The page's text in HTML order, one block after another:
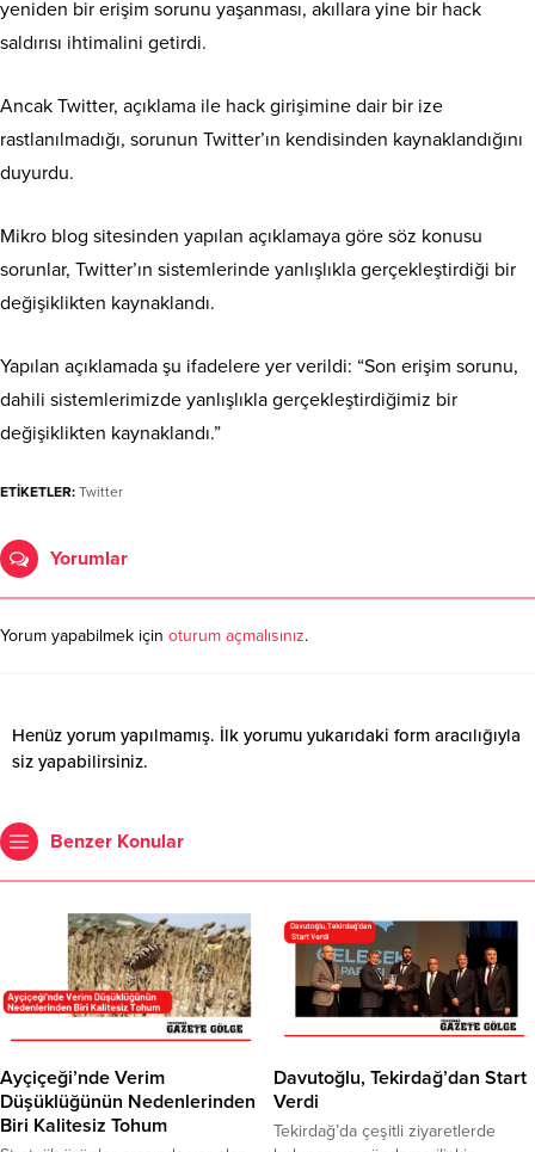
yeniden bir erişim sorunu yaşanması, akıllara yine bir hack
saldırısı ihtimalini getirdi.
Ancak Twitter, açıklama ile hack girişimine dair bir ize
rastlanılmadığı, sorunun Twitter’ın kendisinden kaynaklandığını
duyurdu.
Mikro blog sitesinden yapılan açıklamaya göre söz konusu
sorunlar, Twitter’ın sistemlerinde yanlışlıkla gerçekleştirdiği bir
değişiklikten kaynaklandı.
Yapılan açıklamada şu ifadelere yer verildi: “Son erişim sorunu,
dahili sistemlerimizde yanlışlıkla gerçekleştirdiğimiz bir
değişiklikten kaynaklandı.”
ETİKETLER: Twitter
Yorumlar
Yorum yapabilmek için oturum açmalısınız.
Henüz yorum yapılmamış. İlk yorumu yukarıdaki form aracılığıyla
siz yapabilirsiniz.
Benzer Konular
Ayçiçeği’nde Verim
Düşüklüğünün Nedenlerinden
Biri Kalitesiz Tohum
Davutoğlu, Tekirdağ’dan Start
Verdi
Tekirdağ’da çeşitli ziyaretlerde